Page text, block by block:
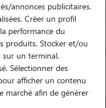
annonces publicitaires.
Créer un profil
performance du
produits. Stocker et/ou
sur un terminal.
Sélectionner des
afficher un contenu
marché afin de générer